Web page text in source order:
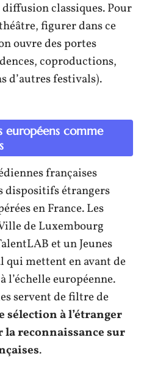
classiques. Pour
figurer dans ce
ouvre des portes
coproductions,
d’autres festivals).
européens comme
françaises
dispositifs étrangers
en France. Les
de Luxembourg
et un Jeunes
qui mettent en avant de
l’échelle européenne.
servent de filtre de
sélection à l’étranger
la reconnaissance sur
.